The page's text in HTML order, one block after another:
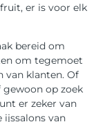
er is voor elk
bereid om
om tegemoet
van klanten. Of
op zoek
er zeker van
ijssalons van